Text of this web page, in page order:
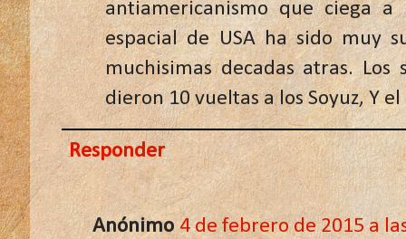
antiamericanismo que ciega a
espacial de USA ha sido muy
muchisimas decadas atras.
dieron 10 vueltas a los Soyuz, Y
Responder
Anónimo 4 de febrero de 2015 a